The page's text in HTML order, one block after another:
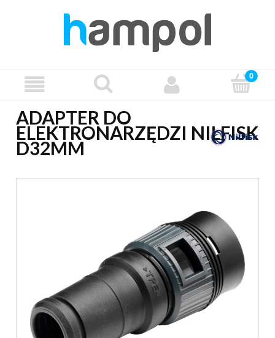
ADAPTER DO
ELEKTRONARZĘDZI NILFISK
D32MM